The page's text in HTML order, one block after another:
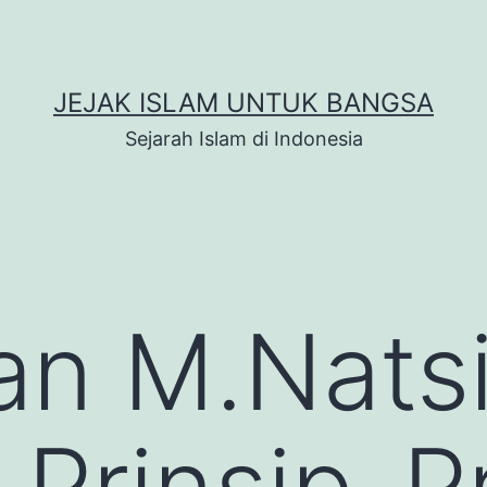
JEJAK ISLAM UNTUK BANGSA
Sejarah Islam di Indonesia